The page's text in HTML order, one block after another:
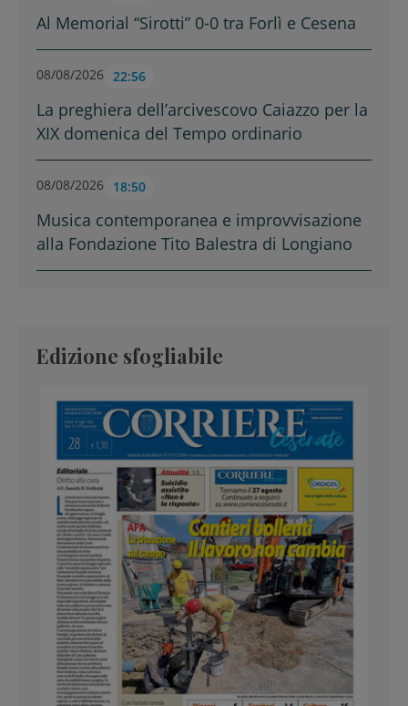
Al Memorial “Sirotti” 0-0 tra Forlì e Cesena
08/08/2026 22:56
La preghiera dell’arcivescovo Caiazzo per la
XIX domenica del Tempo ordinario
08/08/2026 18:50
Musica contemporanea e improvvisazione
alla Fondazione Tito Balestra di Longiano
Edizione sfogliabile